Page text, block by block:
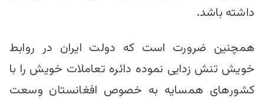
داشته باشد.
همچنین ضرورت است که دولت ایران در روابط
خویش تنش زدایی نموده دائره تعاملات خویش را با
کشور‌های همسایه به خصوص افغانستان وسعت